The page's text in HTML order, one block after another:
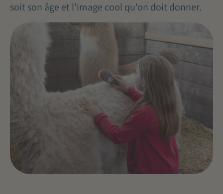
soit son âge et l'image cool qu'on doit donner.